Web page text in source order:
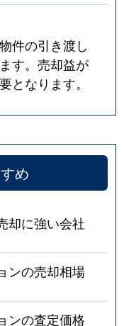
件の引き渡し
す。売却益が
となります。
め
却に強い会社
ンの売却相場
ンの査定価格